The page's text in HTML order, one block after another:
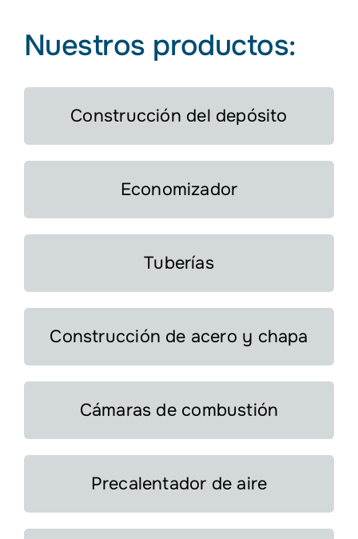
Nuestros productos:
Construcción del depósito
Economizador
Tuberías
Construcción de acero y chapa
Cámaras de combustión
Precalentador de aire